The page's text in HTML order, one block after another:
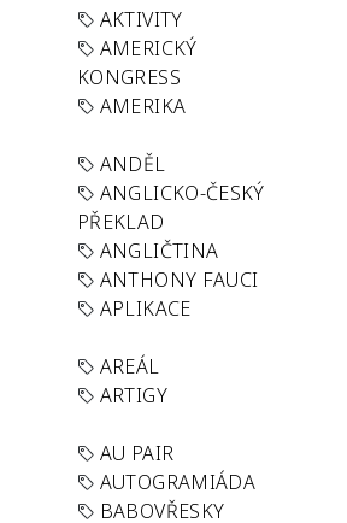
AKTIVITY
AMERICKÝ
KONGRESS
AMERIKA
ANDĚL
ANGLICKO-ČESKÝ
PŘEKLAD
ANGLIČTINA
ANTHONY FAUCI
APLIKACE
AREÁL
ARTIGY
AU PAIR
AUTOGRAMIÁDA
BABOVŘESKY